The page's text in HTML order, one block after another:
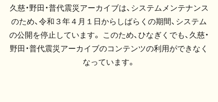
久慈・野田・普代震災アーカイブは、システムメンテナンス
のため、令和３年４月１日からしばらくの期間、システム
の公開を停止しています。 このため、ひなぎくでも、久慈・
野田・普代震災アーカイブのコンテンツの利用ができなく
なっています。